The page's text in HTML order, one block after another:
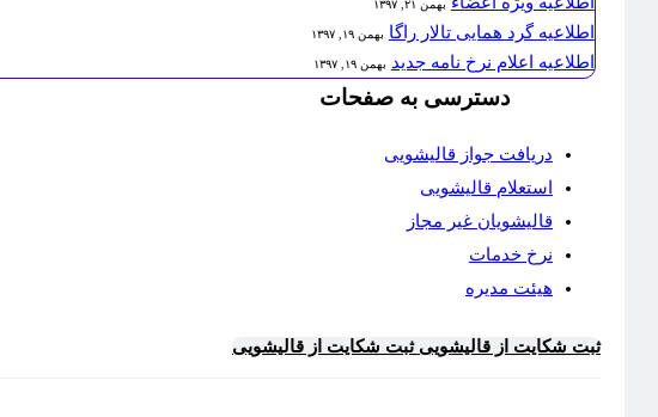
بهمن ۲۱, ۱۳۹۷
اطلاعیه گرد همایی تالار راگا بهمن ۱۹, ۱۳۹۷
اطلاعیه اعلام نرخ نامه جدید بهمن ۱۹, ۱۳۹۷
دسترسی به صفحات
دریافت جواز قالیشویی
استعلام قالیشویی
قالیشویان غیر مجاز
نرخ خدمات
هیئت مدیره
ثبت شکایت از قالیشوییثبت شکایت از قالیشویی